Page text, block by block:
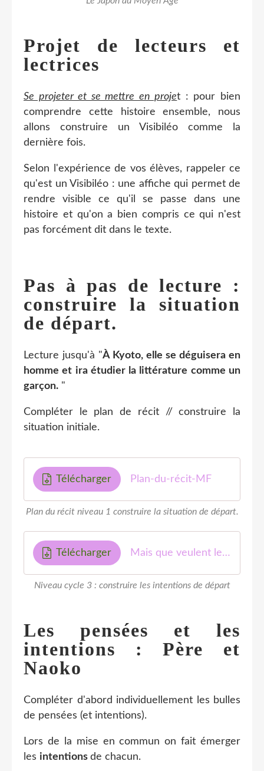
Projet de lecteurs et
lectrices
Se projeter et se mettre en projet : pour bien
comprendre cette histoire ensemble, nous
allons construire un Visibiléo comme la
dernière fois.
Selon l'expérience de vos élèves, rappeler ce
qu'est un Visibiléo : une affiche qui permet de
rendre visible ce qu'il se passe dans une
histoire et qu'on a bien compris ce qui n'est
pas forcément dit dans le texte.
Pas à pas de lecture :
construire la situation
de départ.
Lecture jusqu'à "À Kyoto, elle se déguisera en
homme et ira étudier la littérature comme un
garçon. "
Compléter le plan de récit // construire la
situation initiale.
Télécharger Plan-du-récit-MF
Plan du récit niveau 1 construire la situation de départ.
Télécharger Mais que veulent les personnages au début de l'histoire -MF
Niveau cycle 3 : construire les intentions de départ
Les pensées et les
intentions : Père et
Naoko
Compléter d'abord individuellement les bulles
de pensées (et intentions).
Lors de la mise en commun on fait émerger
les intentions de chacun.